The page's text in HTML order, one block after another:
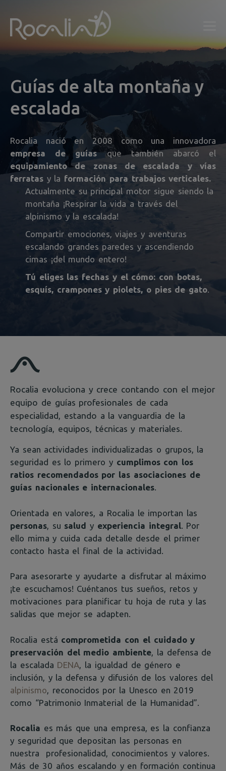
contenido
Guías de alta montaña y
escalada
Rocalia nació en 2008 como una innovadora
empresa de guíasque también abarcó el
equipamiento de zonas de escalada y vías
ferratas y la formación para trabajos verticales.
Actualmente su principal motor sigue siendo la
montaña ¡Respirar la vida a través del
alpinismo y la escalada!
Compartir emociones, viajes y aventuras
escalando grandes paredes y ascendiendo
cimas ¡del mundo entero!
Tú eliges las fechas y el cómo: con botas,
esquís, crampones y piolets, o pies de gato.
Rocalia evoluciona y crece contando con el mejor
equipo de guías profesionales de cada
especialidad, estando a la vanguardia de la
tecnología, equipos, técnicas y materiales.
Ya sean actividades individualizadas o grupos, la
seguridad es lo primero y cumplimos con los
ratios recomendados por las asociaciones de
guías nacionales e internacionales.
Orientada en valores, a Rocalia le importan las
personas , su salud y experiencia integral . Por
ello mima y cuida cada detalle desde el primer
contacto hasta el final de la actividad
Para asesorarte y ayudarte a disfrutar al máximo
¡te escuchamos! Cuéntanos tus sueños, retos y
motivaciones para planificar tu hoja de ruta y las
salidas que mejor se adapten.
Rocalia está comprometida con el cuidado y
preservación del medio ambiente , la defensa de
la escalada DENA , la igualdad de género e
inclusión, y la defensa y difusión de los valores del
alpinismo , reconocidos por la Unesco en 2019
como “Patrimonio Inmaterial de la Humanidad”.
Rocalia es más que una empresa, es la confianza
y seguridad que depositan las personas en
nuestra profesionalidad, conocimientos y valores.
Más de 30 años escalando y en formación continua